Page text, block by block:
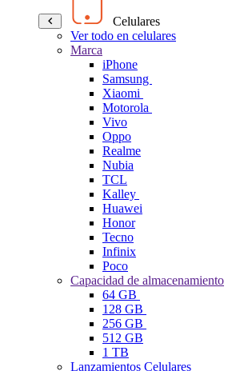
Celulares
Ver todo en celulares
Marca
iPhone
Samsung
Xiaomi
Motorola
Vivo
Oppo
Realme
Nubia
TCL
Kalley
Huawei
Honor
Tecno
Infinix
Poco
Capacidad de almacenamiento
64 GB
128 GB
256 GB
512 GB
1 TB
Lanzamientos Celulares